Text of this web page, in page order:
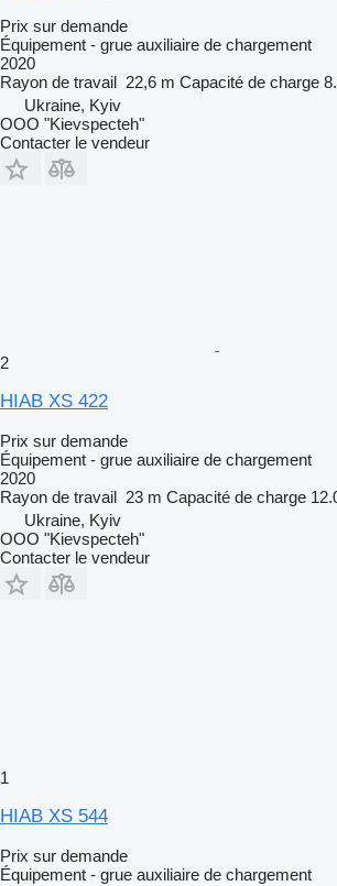
Prix sur demande
Équipement - grue auxiliaire de chargement
2020
Rayon de travail 22,6 m Capacité de charge
Ukraine, Kyiv
OOO "Kievspecteh"
Contacter le vendeur
2
HIAB XS 422
Prix sur demande
Équipement - grue auxiliaire de chargement
2020
Rayon de travail 23 m Capacité de charge
Ukraine, Kyiv
OOO "Kievspecteh"
Contacter le vendeur
1
HIAB XS 544
Prix sur demande
Équipement - grue auxiliaire de chargement